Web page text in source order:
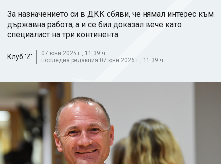
За назначението си в ДКК обяви, че нямал интерес към
държавна работа, а и се бил доказал вече като
специалист на три континента
Клуб 'Z'
07 юни 2026 г., 11:39 ч.
последна редакция 07 юни 2026 г., 11:39 ч.